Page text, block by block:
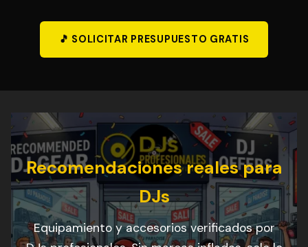
🎵 SOLICITAR PRESUPUESTO GRATIS
Recomendaciones reales para
DJs
Equipamiento y accesorios verificados por